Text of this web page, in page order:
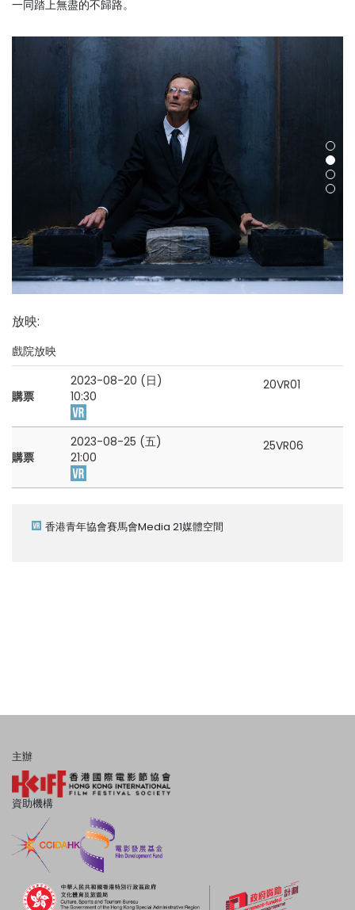
一同踏上無盡的不歸路。
放映:
戲院放映
購票
2023-08-20 (日)
10:30
20VR01
購票
2023-08-25 (五)
21:00
25VR06
香港青年協會賽馬會Media 21媒體空間
主辦
資助機構